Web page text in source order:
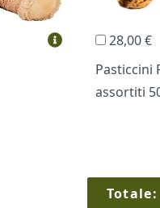
28,00 €
Pasticcini
assortiti